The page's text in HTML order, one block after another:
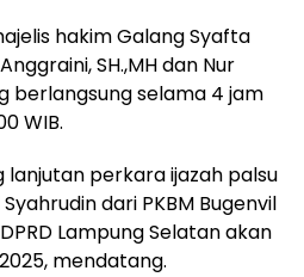
hakim Galang Syafta
SH.,MH dan Nur
berlangsung selama 4 jam
WIB.
lanjutan perkara ijazah palsu
dari PKBM Bugenvil
Lampung Selatan akan
mendatang.